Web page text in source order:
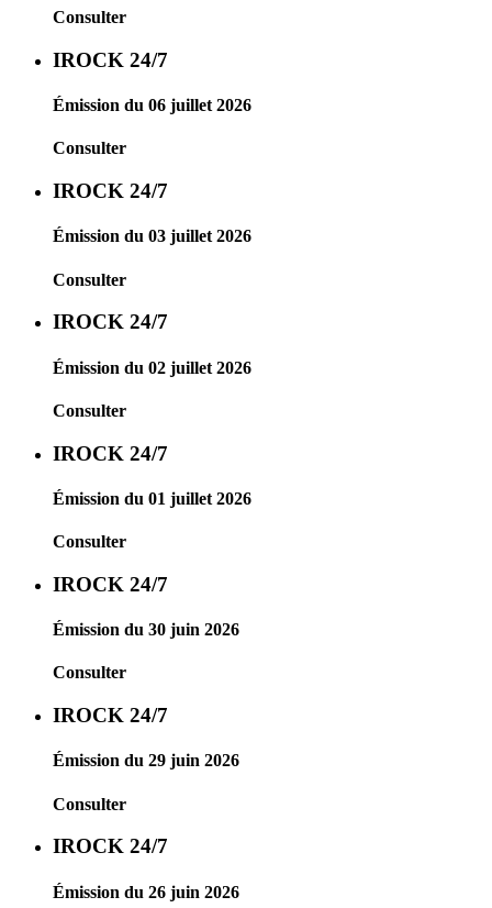
Consulter
IROCK 24/7
Émission du 06 juillet 2026
Consulter
IROCK 24/7
Émission du 03 juillet 2026
Consulter
IROCK 24/7
Émission du 02 juillet 2026
Consulter
IROCK 24/7
Émission du 01 juillet 2026
Consulter
IROCK 24/7
Émission du 30 juin 2026
Consulter
IROCK 24/7
Émission du 29 juin 2026
Consulter
IROCK 24/7
Émission du 26 juin 2026